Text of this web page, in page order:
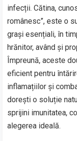
infecții. Cătina,
românesc”, este o
grași esențiali, în
hrănitor, având și
Împreună, aceste
eficient pentru
inflamațiilor și
dorești o soluție
sprijini imunitatea,
alegerea ideală.